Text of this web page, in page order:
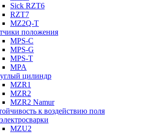
Sick RZT6
RZT7
MZ2Q-T
положения
MPS-C
MPS-G
MPS-T
MPA
цилиндр
MZR1
MZR2
MZR2 Namur
к воздействию поля
MZU2